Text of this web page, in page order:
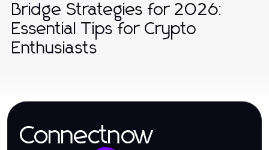
Bridge Strategies for 2026:
Essential Tips for Crypto
Enthusiasts
Connectnow